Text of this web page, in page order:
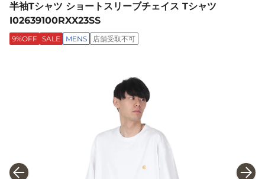
半袖Tシャツ ショートスリーブチェイス Tシャツ
I02639100RXX23SS
9%OFF SALE MENS 店舗受取不可